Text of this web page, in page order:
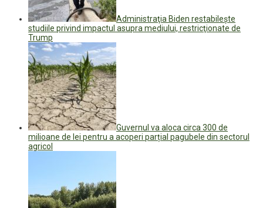
Administraţia Biden restabileşte
studiile privind impactul asupra mediului, restricţionate de
Trump
Guvernul va aloca circa 300 de
milioane de lei pentru a acoperi parțial pagubele din sectorul
agricol